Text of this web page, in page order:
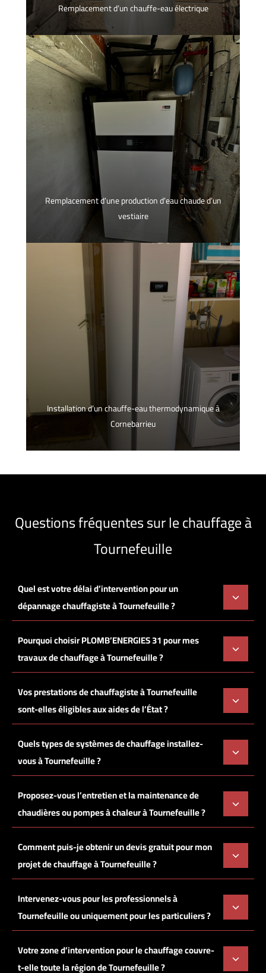
Remplacement d’un chauffe-eau électrique
Remplacement d’une production d’eau chaude d’un
vestiaire
Installation d’un chauffe-eau thermodynamique à
Cornebarrieu
Questions fréquentes sur le chauffage à
Tournefeuille
Quel est votre délai d’intervention pour un
dépannage chauffagiste à Tournefeuille ?
Pourquoi choisir PLOMB’ENERGIES 31 pour mes
travaux de chauffage à Tournefeuille ?
Vos prestations de chauffagiste à Tournefeuille
sont-elles éligibles aux aides de l’État ?
Quels types de systèmes de chauffage installez-
vous à Tournefeuille ?
Proposez-vous l’entretien et la maintenance de
chaudières ou pompes à chaleur à Tournefeuille ?
Comment puis-je obtenir un devis gratuit pour mon
projet de chauffage à Tournefeuille ?
Intervenez-vous pour les professionnels à
Tournefeuille ou uniquement pour les particuliers ?
Votre zone d’intervention pour le chauffage couvre-
t-elle toute la région de Tournefeuille ?